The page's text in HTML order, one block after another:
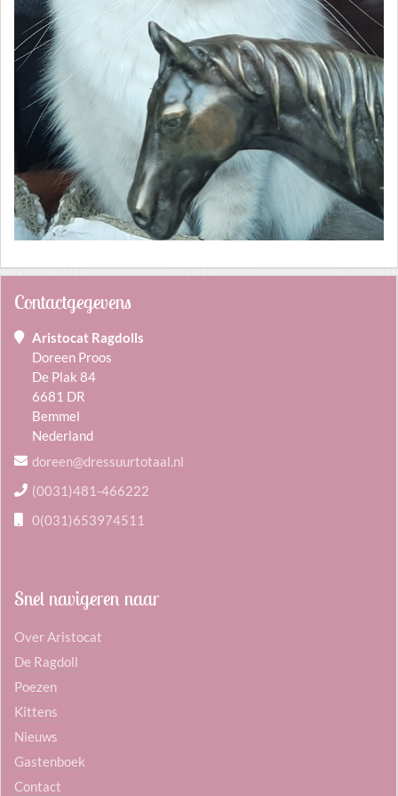
Contactgegevens
Aristocat Ragdolls
Doreen Proos
De Plak 84
6681 DR
Bemmel
Nederland
doreen@dressuurtotaal.nl
(0031)481-466222
0(031)653974511
Snel navigeren naar
Over Aristocat
De Ragdoll
Poezen
Kittens
Nieuws
Gastenboek
Contact